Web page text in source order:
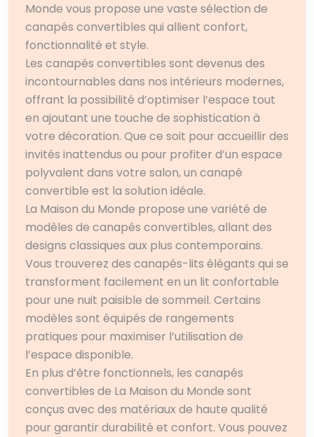
Monde vous propose une vaste sélection de
canapés convertibles qui allient confort,
fonctionnalité et style.
Les canapés convertibles sont devenus des
incontournables dans nos intérieurs modernes,
offrant la possibilité d’optimiser l’espace tout
en ajoutant une touche de sophistication à
votre décoration. Que ce soit pour accueillir des
invités inattendus ou pour profiter d’un espace
polyvalent dans votre salon, un canapé
convertible est la solution idéale.
La Maison du Monde propose une variété de
modèles de canapés convertibles, allant des
designs classiques aux plus contemporains.
Vous trouverez des canapés-lits élégants qui se
transforment facilement en un lit confortable
pour une nuit paisible de sommeil. Certains
modèles sont équipés de rangements
pratiques pour maximiser l’utilisation de
l’espace disponible.
En plus d’être fonctionnels, les canapés
convertibles de La Maison du Monde sont
conçus avec des matériaux de haute qualité
pour garantir durabilité et confort. Vous pouvez